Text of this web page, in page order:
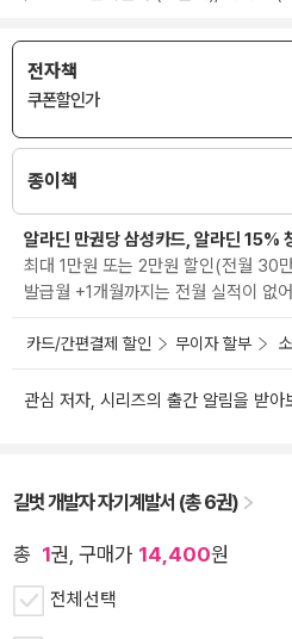
전자책
쿠폰할인가
종이책
알라딘 만권당 삼성카드, 알라딘 15%
최대 1만원 또는 2만원 할인(전월 30
발급월 +1개월까지는 전월 실적이 없
카드/간편결제 할인 무이자 할부
관심 저자, 시리즈의 출간 알림을 받아
길벗 개발자 자기계발서 (총 6권)
총 1권, 구매가 14,400원
전체선택